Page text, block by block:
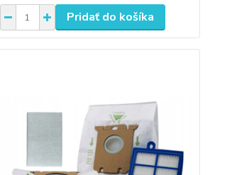
Pridať do košíka